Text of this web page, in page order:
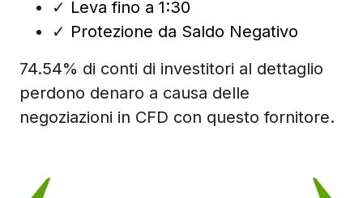
✓ Leva fino a 1:30
✓ Protezione da Saldo Negativo
74.54% di conti di investitori al dettaglio
perdono denaro a causa delle
negoziazioni in CFD con questo fornitore.